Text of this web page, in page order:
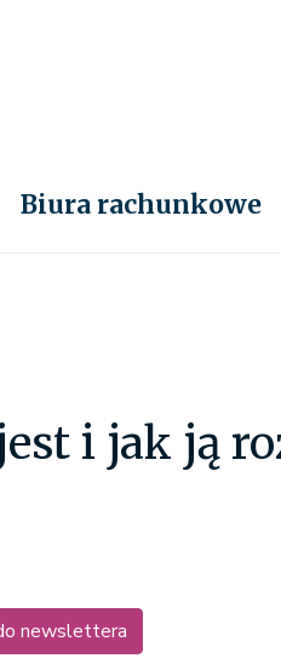
Biura rachunkowe
i jak ją
newslettera